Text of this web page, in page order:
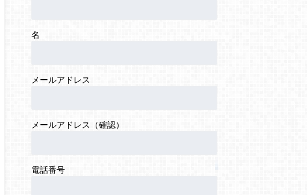
名
メールアドレス
メールアドレス（確認）
電話番号